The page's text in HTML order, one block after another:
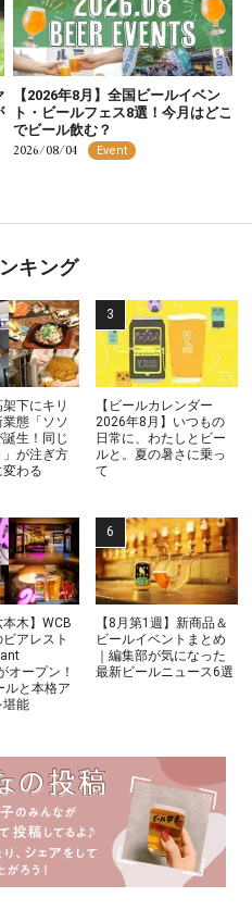
【2026年8月】全国ビールイベン
ト・ビールフェス8選！今月はどこ
でビール飲む？
2026/08/04 Event
キング
下にキリ
態「ソソ
生！同じ
」が注ぎ方
わる
【ビールカレンダー
2026年8月】いつもの
日常に、わたしとビー
ルと。夏の暑さに乗っ
て
本木】WCB
アレスト
オープン！
ルと本格ア
堪能
【8月第1週】新商品＆
ビールイベントまとめ
｜編集部が気になった
最新ビールニュース6選